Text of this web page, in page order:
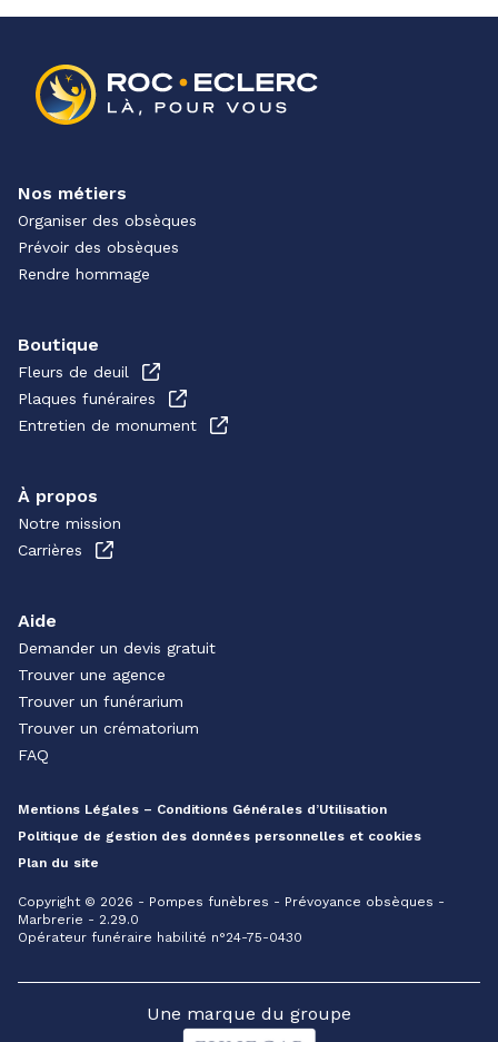
Nos métiers
Organiser des obsèques
Prévoir des obsèques
Rendre hommage
Boutique
Fleurs de deuil
Plaques funéraires
Entretien de monument
À propos
Notre mission
Carrières
Aide
Demander un devis gratuit
Trouver une agence
Trouver un funérarium
Trouver un crématorium
FAQ
Mentions Légales – Conditions Générales d’Utilisation
Politique de gestion des données personnelles et cookies
Plan du site
Copyright © 2026 - Pompes funèbres - Prévoyance obsèques -
Marbrerie - 2.29.0
Opérateur funéraire habilité n°24-75-0430
Une marque du groupe